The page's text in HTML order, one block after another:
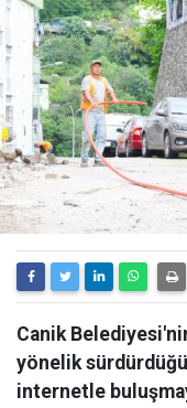
Canik
yönelik
internetle